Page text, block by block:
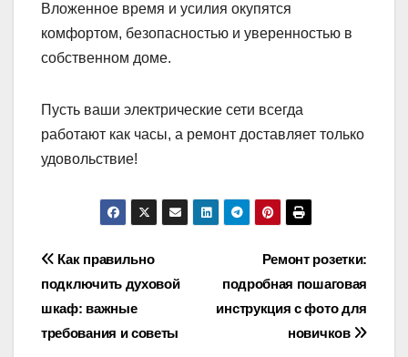
Вложенное время и усилия окупятся
комфортом, безопасностью и уверенностью в
собственном доме.
Пусть ваши электрические сети всегда
работают как часы, а ремонт доставляет только
удовольствие!
Навигация
по
записям
Ремонт розетки:
подробная пошаговая
инструкция с фото для
новичков
Как правильно
подключить духовой
шкаф: важные
требования и советы